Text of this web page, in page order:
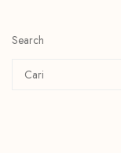
Search